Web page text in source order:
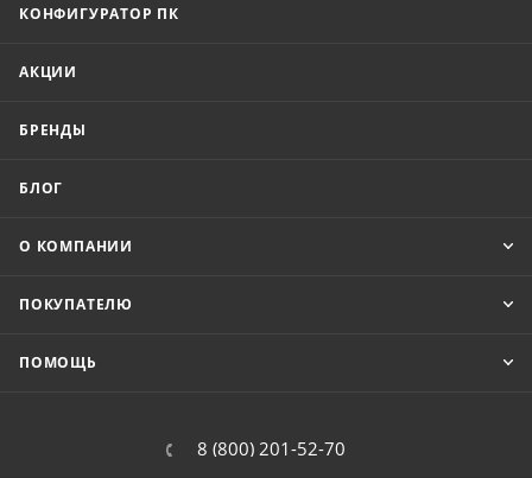
КОНФИГУРАТОР ПК
АКЦИИ
БРЕНДЫ
БЛОГ
О КОМПАНИИ
ПОКУПАТЕЛЮ
ПОМОЩЬ
8 (800) 201-52-70